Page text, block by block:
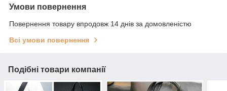
Умови повернення
Повернення товару впродовж 14 днів за домовленістю
Всі умови повернення
Подібні товари компанії